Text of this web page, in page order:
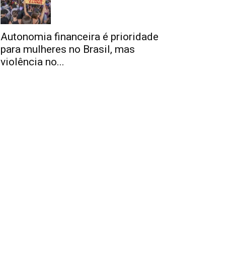
Autonomia financeira é prioridade
para mulheres no Brasil, mas
violência no...